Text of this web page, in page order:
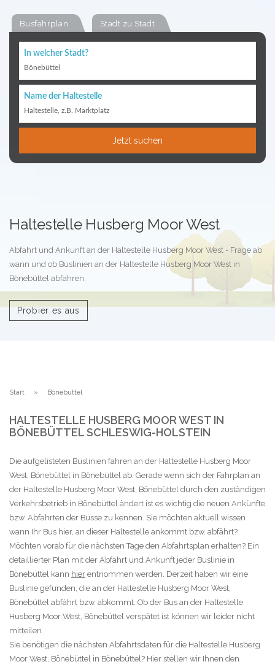
Busfahrplan Stadt zu Stadt
In welcher Stadt?
Bönebüttel
Name der Haltestelle
Haltestelle, z.B. Marktplatz
Jetzt suchen
Haltestelle Husberg Moor West
Abfahrt und Ankunft an der Haltestelle Husberg Moor West - Frage ab
wann und ob Buslinien an der Haltestelle Husberg Moor West in
Bönebüttel abfahren.
Probier es aus
Start Bönebüttel
HALTESTELLE HUSBERG MOOR WEST IN
BÖNEBÜTTEL SCHLESWIG-HOLSTEIN
Die aufgelisteten Buslinien fahren an der Haltestelle Husberg Moor
West, Bönebüttel in Bönebüttel ab. Gerade wenn sich der Fahrplan an
der Haltestelle Husberg Moor West, Bönebüttel durch den zuständigen
Verkehrsbetrieb in Bönebüttel ändert ist es wichtig die neuen Ankünfte
bzw. Abfahrten der Busse zu kennen. Sie möchten aktuell wissen
wann Ihr Bus hier, an dieser Haltestelle ankommt bzw. abfährt?
Möchten vorab für die nächsten Tage den Abfahrtsplan erhalten? Ein
detaillierter Plan mit der Abfahrt und Ankunft jeder Buslinie in
Bönebüttel kann hier entnommen werden. Derzeit haben wir eine
Buslinie gefunden, die an der Haltestelle Husberg Moor West,
Bönebüttel abfährt bzw. abkommt. Ob der Bus an der Haltestelle
Husberg Moor West, Bönebüttel verspätet ist können wir leider nicht
mitteilen.
Sie benötigen die nächsten Abfahrtsdaten für die Haltestelle Husberg
Moor West, Bönebüttel in Bönebüttel? Hier stellen wir Ihnen den